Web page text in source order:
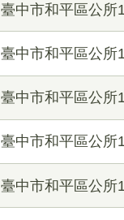
臺中市和平區公所
臺中市和平區公所
臺中市和平區公所
臺中市和平區公所
臺中市和平區公所